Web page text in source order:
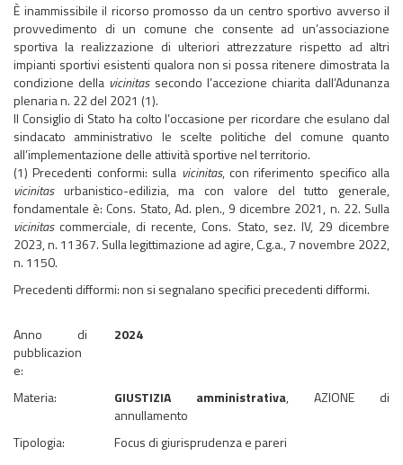
È inammissibile il ricorso promosso da un centro sportivo avverso il
provvedimento di un comune che consente ad un’associazione
sportiva la realizzazione di ulteriori attrezzature rispetto ad altri
impianti sportivi esistenti qualora non si possa ritenere dimostrata la
condizione della vicinitassecondo l’accezione chiarita dall’Adunanza
plenaria n. 22 del 2021 (1).
Il Consiglio di Stato ha colto l’occasione per ricordare che esulano dal
sindacato amministrativo le scelte politiche del comune quanto
all’implementazione delle attività sportive nel territorio.
(1) Precedenti conformi: sulla vicinitas, con riferimento specifico alla
vicinitasurbanistico-edilizia, ma con valore del tutto generale,
fondamentale è: Cons. Stato, Ad. plen., 9 dicembre 2021, n. 22. Sulla
vicinitascommerciale, di recente, Cons. Stato, sez. IV, 29 dicembre
2023, n. 11367. Sulla legittimazione ad agire, C.g.a., 7 novembre 2022,
n. 1150.
Precedenti difformi: non si segnalano specifici precedenti difformi.
Anno di
pubblicazion
e:
2024
Materia: GIUSTIZIA amministrativa, AZIONE di
annullamento
Tipologia:
Focus di giurisprudenza e pareri